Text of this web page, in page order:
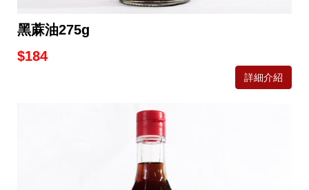
黑蔴油275g
$184
詳細介紹